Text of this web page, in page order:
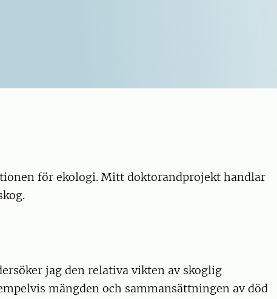
för ekologi. Mitt doktorandprojekt handlar
jag den relativa vikten av skoglig
mängden och sammansättningen av död